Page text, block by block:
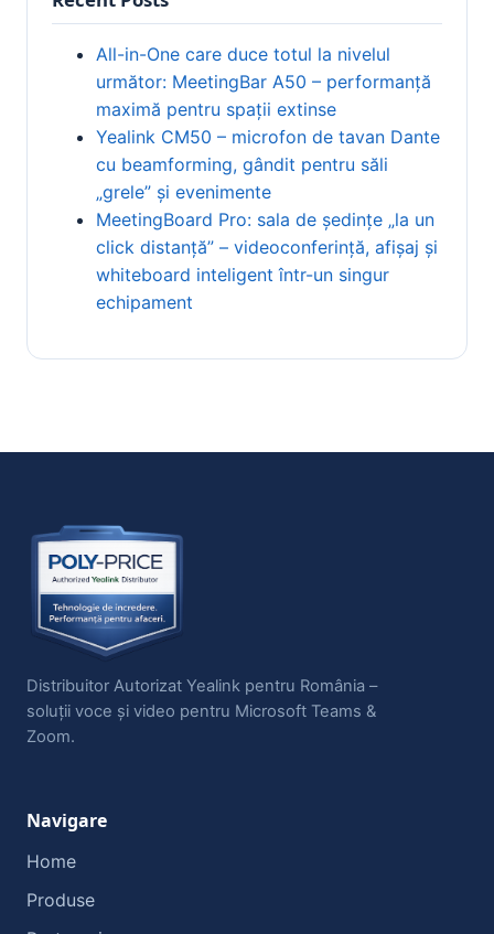
All-in-One care duce totul la nivelul
următor: MeetingBar A50 – performanță
maximă pentru spații extinse
Yealink CM50 – microfon de tavan Dante
cu beamforming, gândit pentru săli
„grele” și evenimente
MeetingBoard Pro: sala de ședințe „la un
click distanță” – videoconferință, afișaj și
whiteboard inteligent într-un singur
echipament
Distribuitor Autorizat Yealink pentru România –
soluții voce și video pentru Microsoft Teams &
Zoom.
Navigare
Home
Produse